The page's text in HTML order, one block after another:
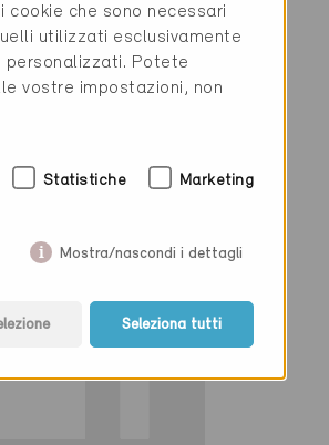
1304
che sono necessari
utilizzati esclusivamente
personalizzati. Potete
vostre impostazioni, non
Statistiche Marketing
Mostra/nascondi i dettagli
Seleziona tutti